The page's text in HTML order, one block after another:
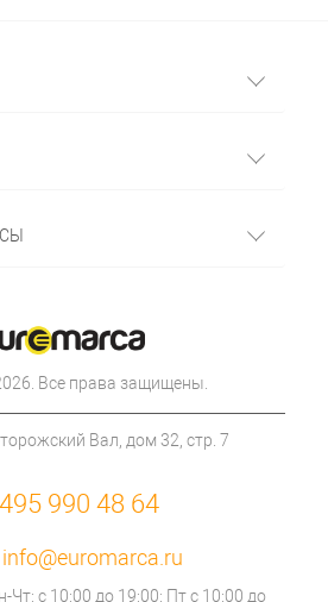
Все права защищены.
Вал, дом 32, стр. 7
990 48 64
info@euromarca.ru
Чт: с 10:00 до 19:00; Пт с 10:00 до